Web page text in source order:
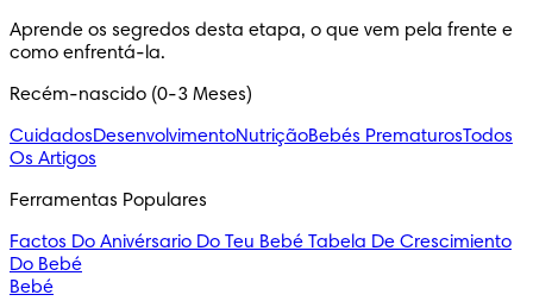
Aprende os segredos desta etapa, o que vem pela frente e
como enfrentá-la.
Recém-nascido (0-3 Meses)
CuidadosDesenvolvimentoNutriçãoBebés PrematurosTodos
Os Artigos
Ferramentas Populares
Factos Do Anivérsario Do Teu Bebé Tabela De Crescimiento
Do Bebé
Bebé